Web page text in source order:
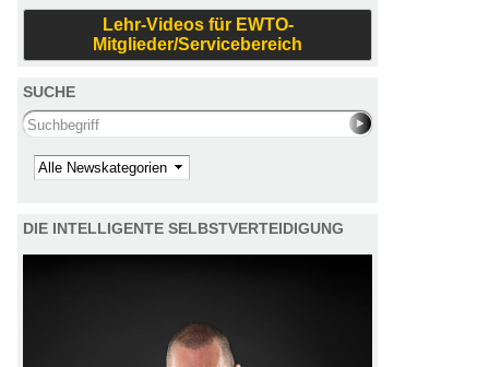
Lehr-Videos für EWTO-
Mitglieder/Servicebereich
SUCHE
Search this site
Kategorie
DIE INTELLIGENTE SELBSTVERTEIDIGUNG